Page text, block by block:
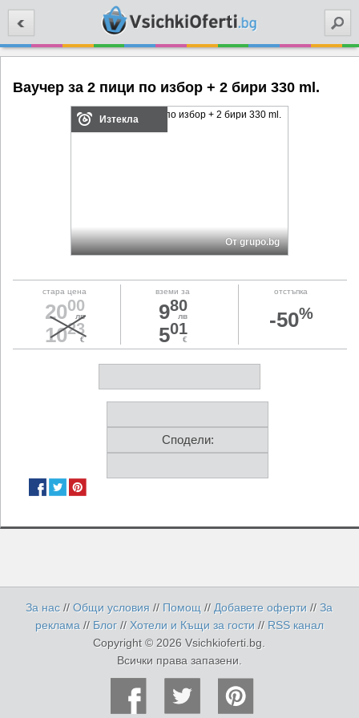
Ваучер за 2 пици по избор + 2 бири 330 ml.
Изтекла
От grupo.bg
стара цена
2000
лв
1023
€
вземи за
980
лв
501
€
отстъпка
-50%
Сподели:
За нас //Общи условия // Помощ // Добавете оферти//За
реклама // Блог // Хотели и Къщи за гости // RSS канал
Copyright © 2026 Vsichkioferti.bg.
Всички права запазени.